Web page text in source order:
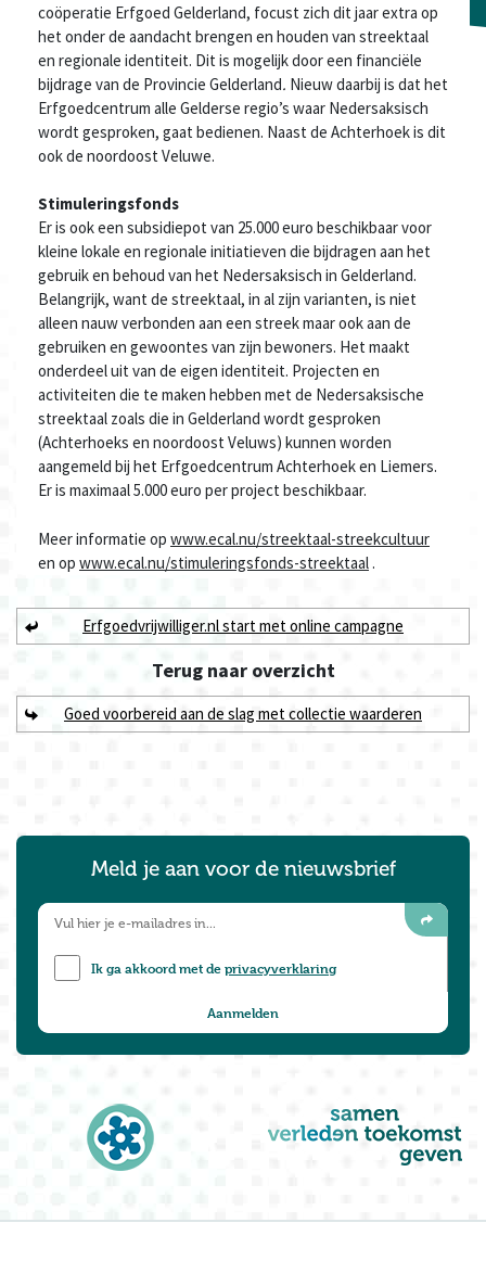
coöperatie Erfgoed Gelderland, focust zich dit jaar extra op
het onder de aandacht brengen en houden van streektaal
en regionale identiteit. Dit is mogelijk door een financiële
bijdrage van de Provincie Gelderland. Nieuw daarbij is dat het
Erfgoedcentrum alle Gelderse regio’s waar Nedersaksisch
wordt gesproken, gaat bedienen. Naast de Achterhoek is dit
ook de noordoost Veluwe.
Stimuleringsfonds
Er is ook een subsidiepot van 25.000 euro beschikbaar voor
kleine lokale en regionale initiatieven die bijdragen aan het
gebruik en behoud van het Nedersaksisch in Gelderland.
Belangrijk, want de streektaal, in al zijn varianten, is niet
alleen nauw verbonden aan een streek maar ook aan de
gebruiken en gewoontes van zijn bewoners. Het maakt
onderdeel uit van de eigen identiteit. Projecten en
activiteiten die te maken hebben met de Nedersaksische
streektaal zoals die in Gelderland wordt gesproken
(Achterhoeks en noordoost Veluws) kunnen worden
aangemeld bij het Erfgoedcentrum Achterhoek en Liemers.
Er is maximaal 5.000 euro per project beschikbaar.
Meer informatie op www.ecal.nu/streektaal-streekcultuur
en op www.ecal.nu/stimuleringsfonds-streektaal .
Erfgoedvrijwilliger.nl start met online campagne
Terug naaroverzicht
Goed voorbereid aan de slag met collectie waarderen
Meld je aan voor de nieuwsbrief
Ik ga akkoord met deprivacyverklaring